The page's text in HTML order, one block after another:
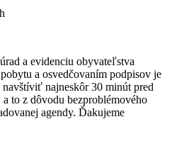
a evidenciu obyvateľstva
a osvedčovaním podpisov je
najneskôr 30 minút pred
to z dôvodu bezproblémového
agendy. Ďakujeme